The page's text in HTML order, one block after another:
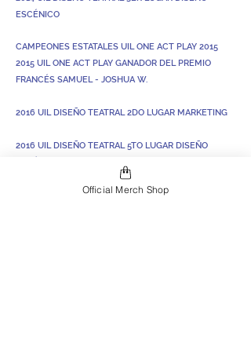
ESCÉNICO
CAMPEONES ESTATALES UIL ONE ACT PLAY 2015
2015 UIL ONE ACT PLAY GANADOR DEL PREMIO
FRANCÉS SAMUEL - JOSHUA W.
2016 UIL DISEÑO TEATRAL 2DO LUGAR MARKETING
2016 UIL DISEÑO TEATRAL 5TO LUGAR DISEÑO
CAMPEÓN ESTATAL DE DISEÑO TEATRAL DE LA UIL
Official Merch Shop